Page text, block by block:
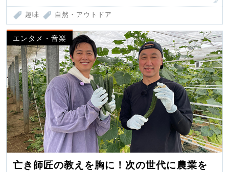
趣味 自然・アウトドア
エンタメ・音楽
亡き師匠の教えを胸に！次の世代に農業を